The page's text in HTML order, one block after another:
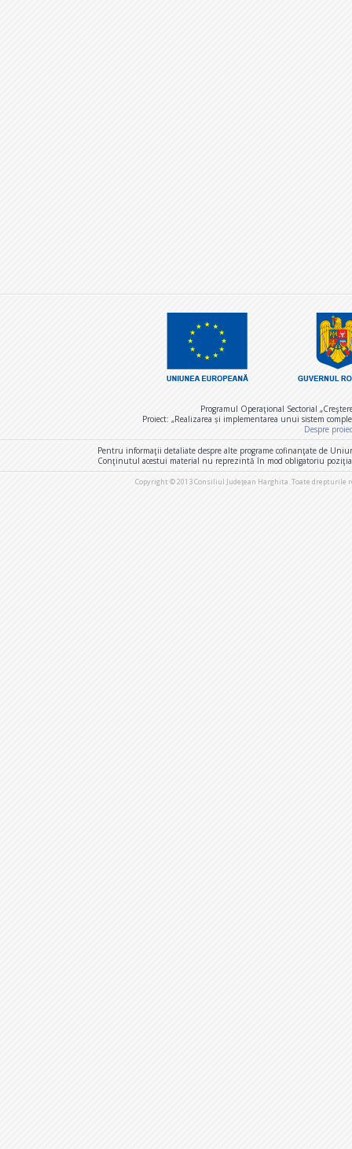
Programul Operaţional Sectorial
Proiect: „Realizarea și implementarea unui sistem
Despre
Pentru informaţii detaliate despre alte programe cofinanţate de
Conţinutul acestui material nu reprezintă în mod obligatoriu
Copyright © 2013 Consiliul Judeţean Harghita. Toate drepturile